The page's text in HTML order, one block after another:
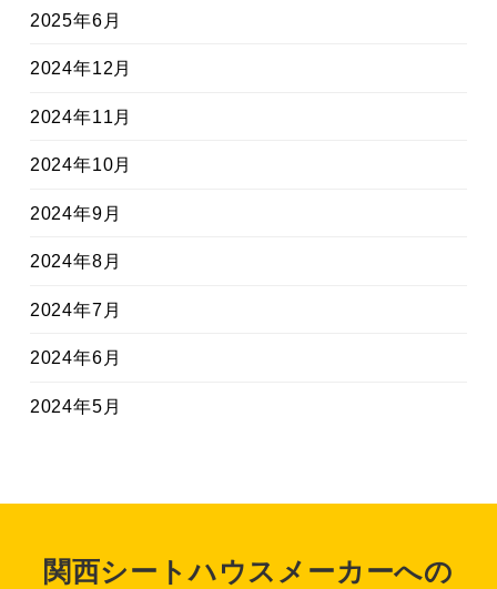
2025年6月
2024年12月
2024年11月
2024年10月
2024年9月
2024年8月
2024年7月
2024年6月
2024年5月
関西シートハウスメーカーへの